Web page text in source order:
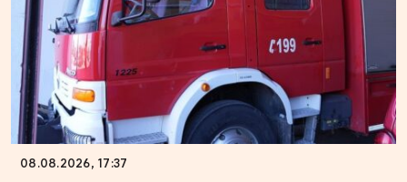
08.08.2026, 17:37